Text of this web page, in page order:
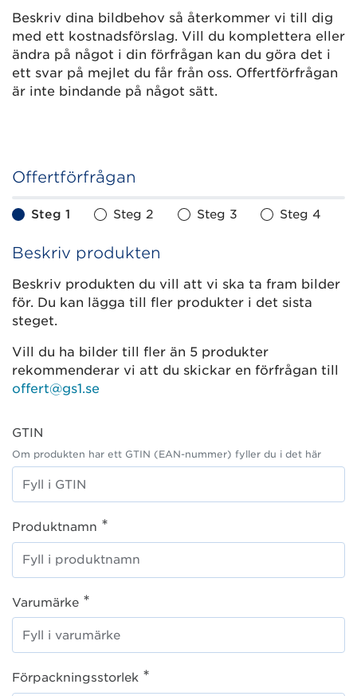
Beskriv dina bildbehov så återkommer vi till dig
med ett kostnadsförslag. Vill du komplettera eller
ändra på något i din förfrågan kan du göra det i
ett svar på mejlet du får från oss. Offertförfrågan
är inte bindande på något sätt.
Offertförfrågan
Steg 1 Steg 2 Steg 3 Steg 4
Beskriv produkten
Beskriv produkten du vill att vi ska ta fram bilder
för. Du kan lägga till fler produkter i det sista
steget.
Vill du ha bilder till fler än 5 produkter
rekommenderar vi att du skickar en förfrågan till
offert@gs1.se
GTIN
Om produkten har ett GTIN (EAN-nummer) fyller du i det här
Produktnamn *
Varumärke *
Förpackningsstorlek *